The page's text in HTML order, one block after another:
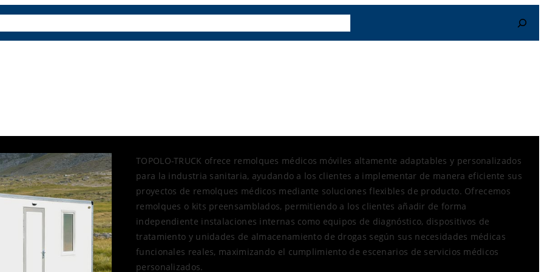
Search
TOPOLO-TRUCK ofrece remolques médicos móviles altamente adaptables y personalizados
para la industria sanitaria, ayudando a los clientes a implementar de manera eficiente sus
proyectos de remolques médicos mediante soluciones flexibles de producto. Ofrecemos
remolques o kits preensamblados, permitiendo a los clientes añadir de forma
independiente instalaciones internas como equipos de diagnóstico, dispositivos de
tratamiento y unidades de almacenamiento de drogas según sus necesidades médicas
funcionales reales, maximizando el cumplimiento de escenarios de servicios médicos
personalizados.